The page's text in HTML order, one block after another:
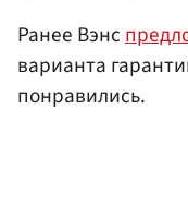
Ранее Вэнс
варианта
понравились.